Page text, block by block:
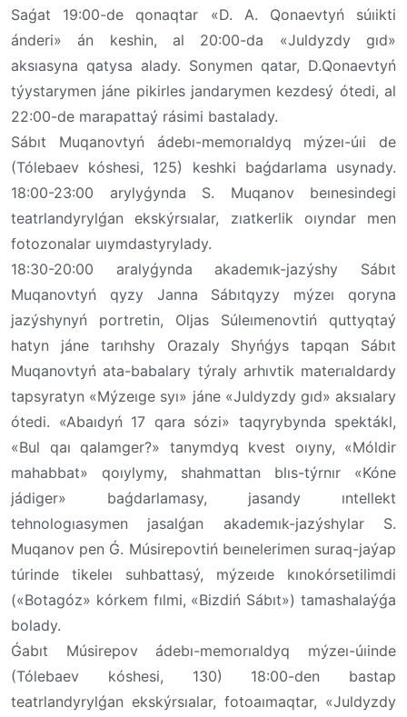
Saǵat 19:00-de qonaqtar «D. A. Qonaevtyń súıikti
ánderi» án keshin, al 20:00-da «Juldyzdy gıd»
aksıasyna qatysa alady. Sonymen qatar, D.Qonaevtyń
týystarymen jáne pikirles jandarymen kezdesý ótedi, al
22:00-de marapattaý rásimi bastalady.
Sábıt Muqanovtyń ádebı-memorıaldyq mýzeı-úıi de
(Tólebaev kóshesi, 125) keshki baǵdarlama usynady.
18:00-23:00 arylyǵynda S. Muqanov beınesindegi
teatrlandyrylǵan ekskýrsıalar, zıatkerlik oıyndar men
fotozonalar uıymdastyrylady.
18:30-20:00 aralyǵynda akademık-jazýshy Sábıt
Muqanovtyń qyzy Janna Sábıtqyzy mýzeı qoryna
jazýshynyń portretin, Oljas Súleımenovtiń quttyqtaý
hatyn jáne tarıhshy Orazaly Shyńǵys tapqan Sábıt
Muqanovtyń ata-babalary týraly arhıvtik materıaldardy
tapsyratyn «Mýzeıge syı» jáne «Juldyzdy gıd» aksıalary
ótedi. «Abaıdyń 17 qara sózi» taqyrybynda spektákl,
«Bul qaı qalamger?» tanymdyq kvest oıyny, «Móldir
mahabbat» qoıylymy, shahmattan blıs-týrnır «Kóne
jádiger» baǵdarlamasy, jasandy ıntellekt
tehnologıasymen jasalǵan akademık-jazýshylar S.
Muqanov pen Ǵ. Músirepovtiń beınelerimen suraq-jaýap
túrinde tikeleı suhbattasý, mýzeıde kınokórsetilimdi
(«Botagóz» kórkem fılmi, «Bizdiń Sábıt») tamashalaýǵa
bolady.
Ǵabıt Músirepov ádebı-memorıaldyq mýzeı-úıinde
(Tólebaev kóshesi, 130) 18:00-den bastap
teatrlandyrylǵan ekskýrsıalar, fotoaımaqtar, «Juldyzdy